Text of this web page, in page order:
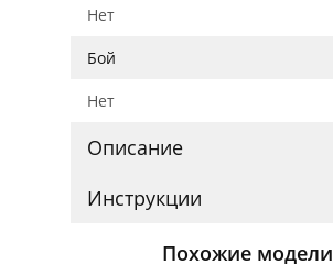
Нет
Бой
Нет
Описание
Инструкции
Похожие модели